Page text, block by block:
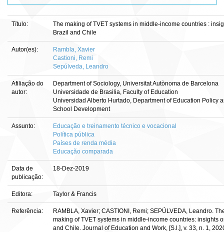
Título:
The making of TVET systems in middle-income countries :
Brazil and Chile
Autor(es):
Rambla, Xavier
Castioni, Remi
Sepúlveda, Leandro
Afiliação do
autor:
Department of Sociology, Universitat Autònoma de Barcelona
Universidade de Brasilia, Faculty of Education
Universidad Alberto Hurtado, Department of Education Policy
School Development
Assunto:
Educação e treinamento técnico e vocacional
Política pública
Países de renda média
Educação comparada
Data de
publicação:
18-Dez-2019
Editora: Taylor & Francis
Referência:
RAMBLA, Xavier; CASTIONI, Remi; SEPÚLVEDA, Leandro.
making of TVET systems in middle-income countries: insights
and Chile. Journal of Education and Work, [S.l.], v. 33, n. 1,